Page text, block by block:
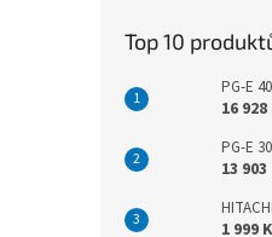
Top 10
PG-E
16
PG-E
13
1 999